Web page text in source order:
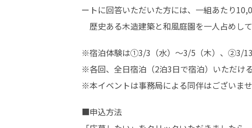
ートに回答いただいた方には、一組あたり
歴史ある木造建築と和風庭園を一人占めし
※宿泊体験は①3/3（水）～3/5（木）、②3/13
※各回、全日宿泊（2泊3日で宿泊）いただけ
※本イベントは事務局による同伴はございま
■申込方法